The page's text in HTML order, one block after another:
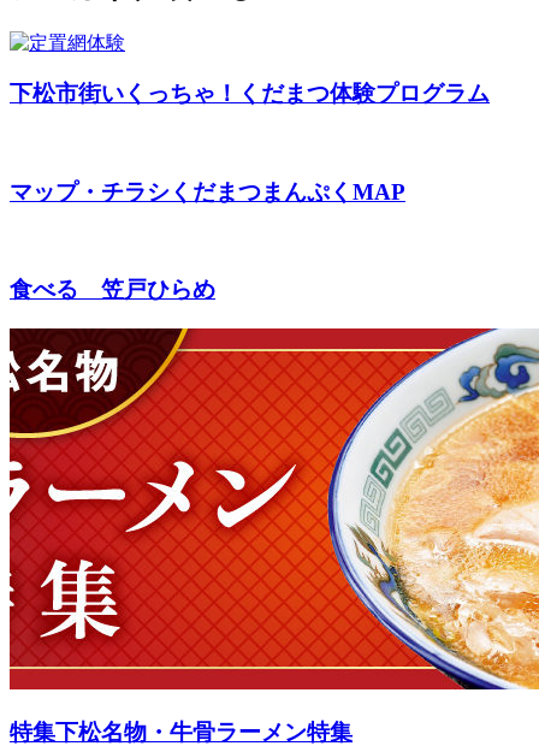
下松市街いくっちゃ！くだまつ体験プログラム
マップ・チラシ くだまつまんぷくMAP
食べる 笠戸ひらめ
特集下松名物・牛骨ラーメン特集